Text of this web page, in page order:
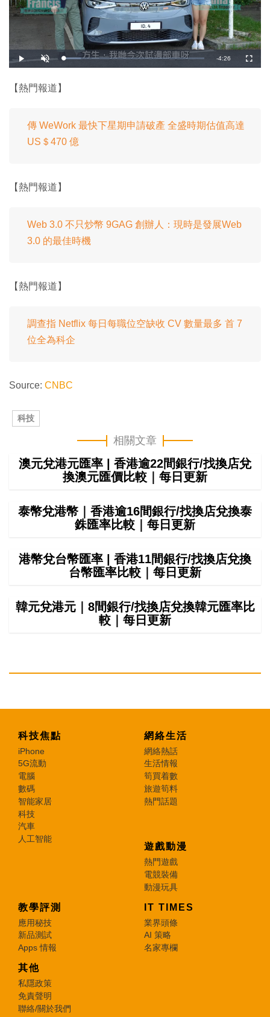
播
放
開
啟
載
入
%
剩
-4:26
全
螢
【熱門報道】
傳 WeWork 最快下星期申請破產 全盛時期估值高達
US＄470 億
【熱門報道】
Web 3.0 不只炒幣 9GAG 創辦人：現時是發展Web
3.0 的最佳時機
【熱門報道】
調查指 Netflix 每日每職位空缺收 CV 數量最多 首 7
位全為科企
Source: CNBC
科技
相關文章
澳元兌港元匯率 | 香港逾22間銀行/找換店兌
換澳元匯價比較｜每日更新
泰幣兌港幣｜香港逾16間銀行/找換店兌換泰
銖匯率比較｜每日更新
港幣兌台幣匯率 | 香港11間銀行/找換店兌換
台幣匯率比較｜每日更新
韓元兌港元｜8間銀行/找換店兌換韓元匯率比
較｜每日更新
科技焦點
iPhone
5G流動
電腦
數碼
智能家居
科技
汽車
人工智能
網絡生活
網絡熱話
生活情報
筍買着數
旅遊筍料
熱門話題
遊戲動漫
熱門遊戲
電競裝備
動漫玩具
教學評測
應用秘技
新品測試
Apps 情報
IT TIMES
業界頭條
AI 策略
名家專欄
其他
私隱政策
免責聲明
聯絡/關於我們